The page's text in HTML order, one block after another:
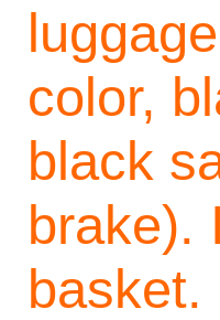
color,
black
brake).
basket.